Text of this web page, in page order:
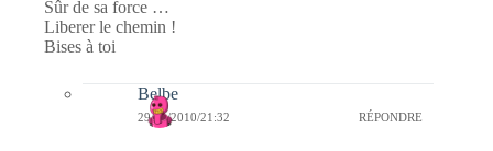
Sûr de sa force …
Liberer le chemin !
Bises à toi
Belbe
29/01/2010/21:32 RÉPONDRE